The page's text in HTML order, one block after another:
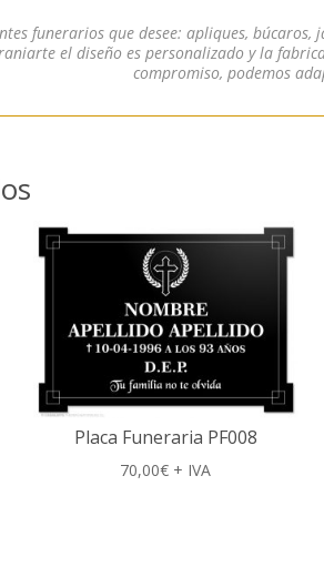
funerarios que desee: apliques,
el diseño es personalizado y la
compromiso, podemos
Placa Funeraria PF008
70,00€ + IVA